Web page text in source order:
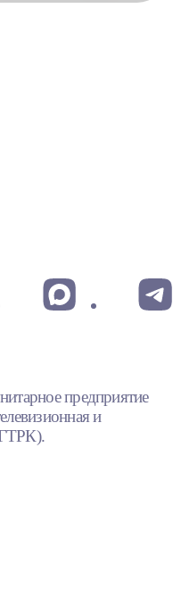
предприятие
и